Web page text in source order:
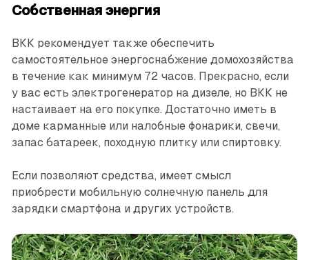
Собственная энергия
ВКК рекомендует также обес­печить
самостоятельное энергоснабжение домохозяйства
в течение как минимум 72 часов. Прекрасно, если
у вас есть электрогенератор на дизеле, но ВКК не
настаивает на его покупке. Достаточно иметь в
доме карманные или налобные фонарики, свечи,
запас батареек, походную плитку или спиртовку.
Если позволяют средства, имеет смысл
приобрести мобильную солнечную панель для
зарядки смартфона и других устройств.